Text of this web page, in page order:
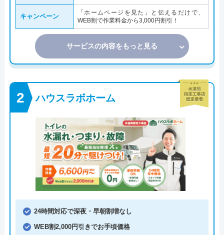
キャンペーン
「ホームページを見た」と伝えるだけで、
WEB割で作業料金から3,000円割引！
サービスの内容をもっと見る
ハウスラボホーム
24時間対応で深夜・早朝割増なし
WEB割2,000円引きでお手頃価格